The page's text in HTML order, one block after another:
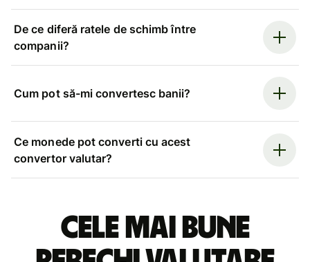
De ce diferă ratele de schimb între
companii?
Cum pot să-mi convertesc banii?
Ce monede pot converti cu acest
convertor valutar?
Cele mai bune